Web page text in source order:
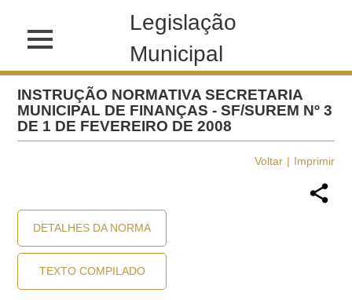
Legislação
Municipal
INSTRUÇÃO NORMATIVA SECRETARIA
MUNICIPAL DE FINANÇAS - SF/SUREM Nº 3
DE 1 DE FEVEREIRO DE 2008
Voltar Imprimir
DETALHES DA NORMA
TEXTO COMPILADO